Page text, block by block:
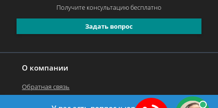
О компании
Обратная связь
Задать вопрос
Получите консультациюбесплатно